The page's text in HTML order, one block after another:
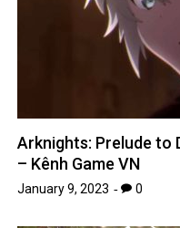
Arknights: Prelude to
– Kênh Game VN
January 9, 2023 0